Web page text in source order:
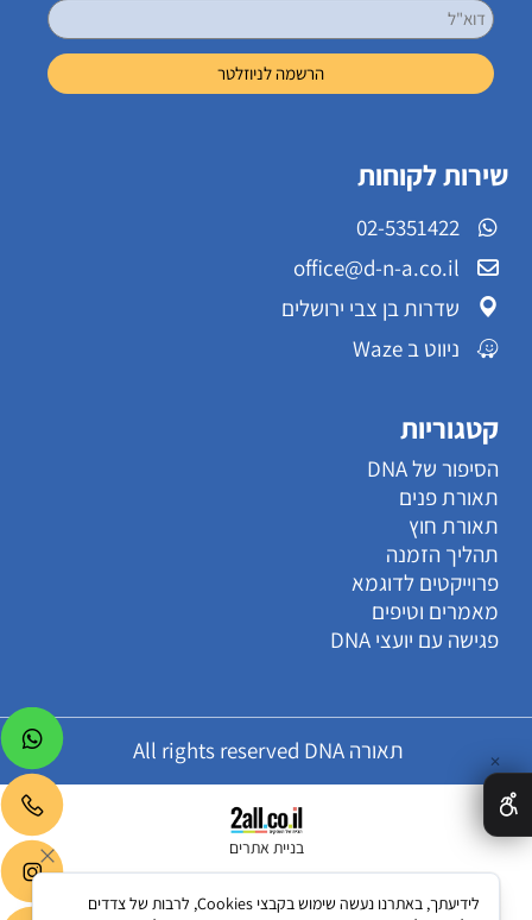
שירות לקוחות
02-5351422
office@d-n-a.co.il
שדרות בן צבי ירושלים
ניווט ב Waze
קטגוריות
הסיפור של DNA
תאורת פנים
תאורת חוץ
תהליך הזמנה
פרוייקטים לדוגמא
מאמרים וטיפים
פגישה עם יועצי DNA
תאורה All rights reserved DNA
בניית אתרים
✕
לידיעתך, באתרנו נעשה שימוש בקבצי Cookies, לרבות של צדדים